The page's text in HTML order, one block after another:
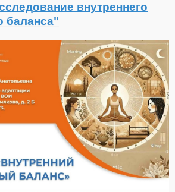
внутреннего
баланса"